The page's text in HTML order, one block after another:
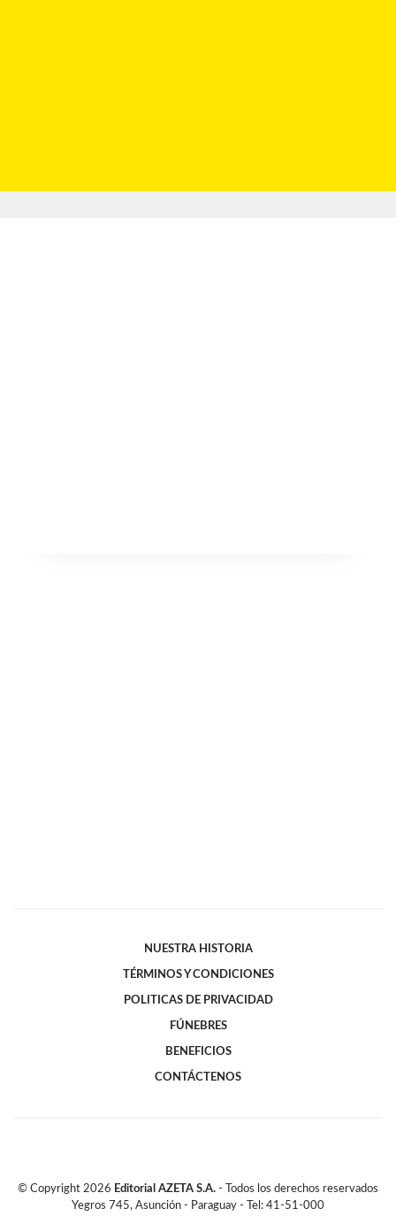
NUESTRA HISTORIA
TÉRMINOS Y CONDICIONES
POLITICAS DE PRIVACIDAD
FÚNEBRES
BENEFICIOS
CONTÁCTENOS
© Copyright 2026 Editorial AZETA S.A. - Todos los derechos reservados
Yegros 745, Asunción - Paraguay - Tel: 41-51-000